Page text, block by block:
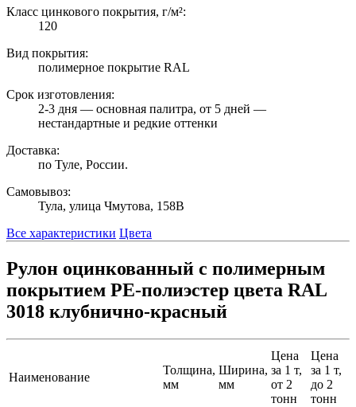
Класс цинкового покрытия, г/м²:
120
Вид покрытия:
полимерное покрытие RAL
Срок изготовления:
2-3 дня — основная палитра, от 5 дней —
нестандартные и редкие оттенки
Доставка:
по Туле, России.
Самовывоз:
Тула, улица Чмутова, 158В
Все характеристики Цвета
Рулон оцинкованный с полимерным
покрытием PE-полиэстер цвета RAL
3018 клубнично-красный
Наименование
Толщина,
мм
Ширина,
мм
Цена
за 1 т,
от 2
тонн
Цена
за 1 т,
до 2
тонн